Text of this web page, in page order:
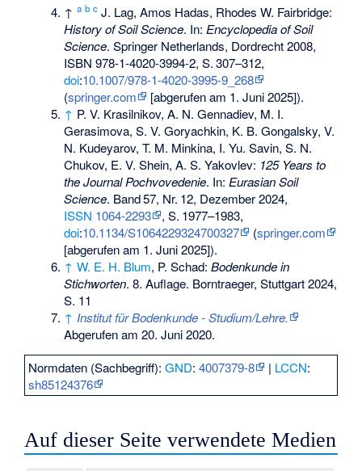
↑a b c J. Lag, Amos Hadas, Rhodes W. Fairbridge:
History of Soil Science. In: Encyclopedia of Soil
Science. Springer Netherlands, Dordrecht 2008,
ISBN 978-1-4020-3994-2,S.307–312,
doi:10.1007/978-1-4020-3995-9_268
(springer.com
[abgerufen am 1. Juni 2025]).
↑ P. V. Krasilnikov, A. N. Gennadiev, M. I.
Gerasimova, S. V. Goryachkin, K. B. Gongalsky, V.
N. Kudeyarov, T. M. Minkina, I. Yu. Savin, S. N.
Chukov, E. V. Shein, A. S. Yakovlev: 125 Years to
the Journal Pochvovedenie. In: Eurasian Soil
Science. Band57, Nr. 12, Dezember 2024,
ISSN 1064-2293 ,S. 1977–1983,
doi:10.1134/S1064229324700327 (springer.com
[abgerufen am 1. Juni 2025]).
↑ W. E. H. Blum, P. Schad:Bodenkunde in
Stichworten. 8. Auflage. Borntraeger, Stuttgart 2024,
S. 11
↑ Institut für Bodenkunde - Studium/Lehre.
Abgerufen am 20. Juni 2020.
Normdaten (Sachbegriff):GND:4007379-8 | LCCN:
sh85124376
Auf dieser Seite verwendete Medien